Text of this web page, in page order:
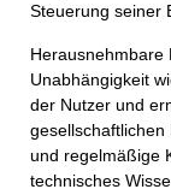
Steuerung seiner
Herausnehmbare
Unabhängigkeit
der Nutzer und
gesellschaftlichen
und regelmäßige
technisches